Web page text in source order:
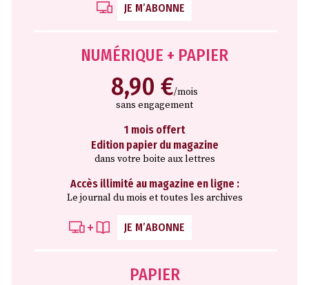
JE M’ABONNE
NUMÉRIQUE + PAPIER
8,90 €/mois
sans engagement
1 mois offert
Edition papier du magazine
dans votre boite aux lettres
Accès illimité au magazine en ligne :
Le journal du mois et toutes les archives
JE M’ABONNE
PAPIER